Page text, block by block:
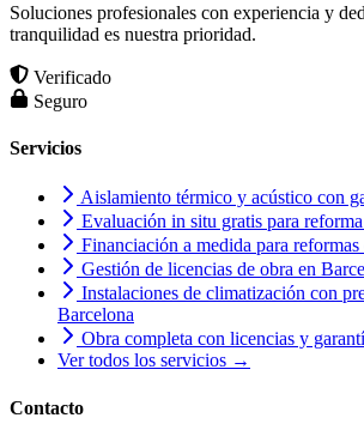
Soluciones profesionales con experiencia y
tranquilidad es nuestra prioridad.
Verificado
Seguro
Servicios
Aislamiento térmico y acústico con
Evaluación in situ gratis para
Financiación a medida para
Gestión de licencias de obra en
Instalaciones de climatización con
Barcelona
Obra completa con licencias y
Ver todos los servicios →
Contacto